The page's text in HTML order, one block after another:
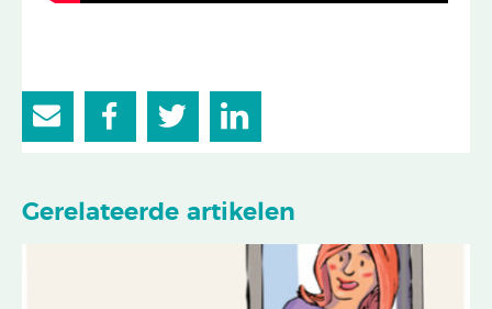
Gerelateerde artikelen